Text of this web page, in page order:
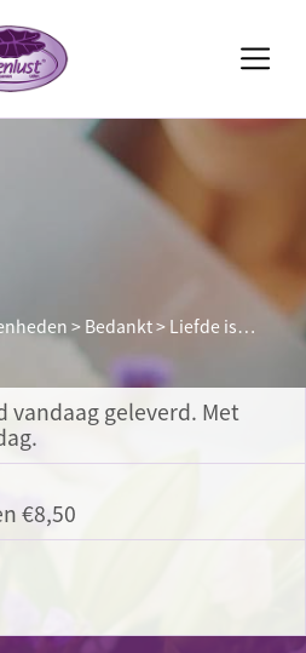
>Bedankt>Liefde is…
vandaag geleverd. Met
€8,50